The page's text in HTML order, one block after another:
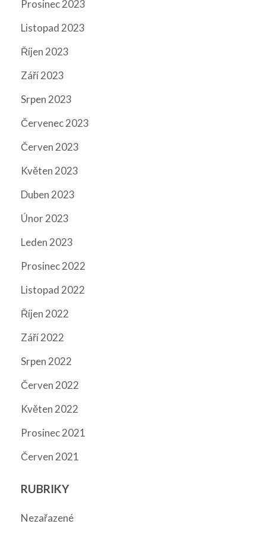
Prosinec 2023
Listopad 2023
Říjen 2023
Září 2023
Srpen 2023
Červenec 2023
Červen 2023
Květen 2023
Duben 2023
Únor 2023
Leden 2023
Prosinec 2022
Listopad 2022
Říjen 2022
Září 2022
Srpen 2022
Červen 2022
Květen 2022
Prosinec 2021
Červen 2021
RUBRIKY
Nezařazené